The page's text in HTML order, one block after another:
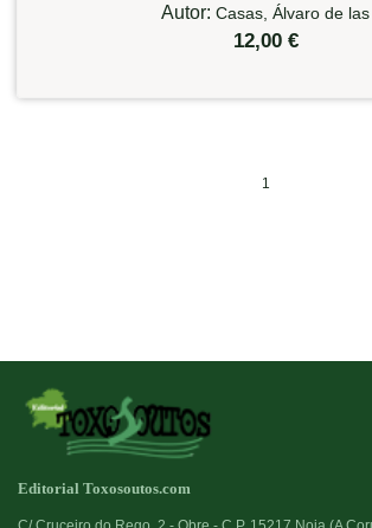
Autor: Casas, Álvaro de las
12,00 €
1
Editorial Toxosoutos.com